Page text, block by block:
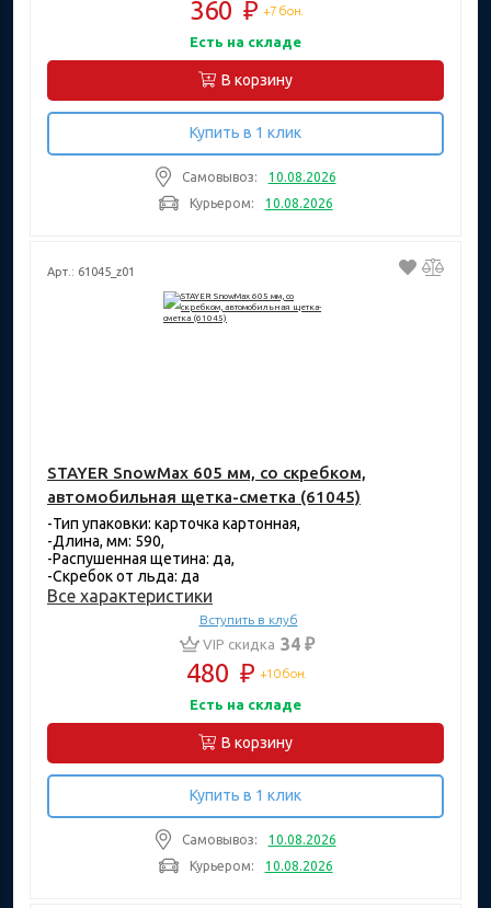
360 ₽ +7 бон.
Есть на складе
В корзину
Купить в 1 клик
Самовывоз:
10.08.2026
Курьером:
10.08.2026
Арт.: 61045_z01
STAYER SnowMax 605 мм, со скребком,
автомобильная щетка-сметка (61045)
-Тип упаковки: карточка картонная,
-Длина, мм: 590,
-Распушенная щетина: да,
-Скребок от льда: да
Все характеристики
Вступить в клуб
VIP скидка 34 ₽
480 ₽ +10 бон.
Есть на складе
В корзину
Купить в 1 клик
Самовывоз:
10.08.2026
Курьером:
10.08.2026